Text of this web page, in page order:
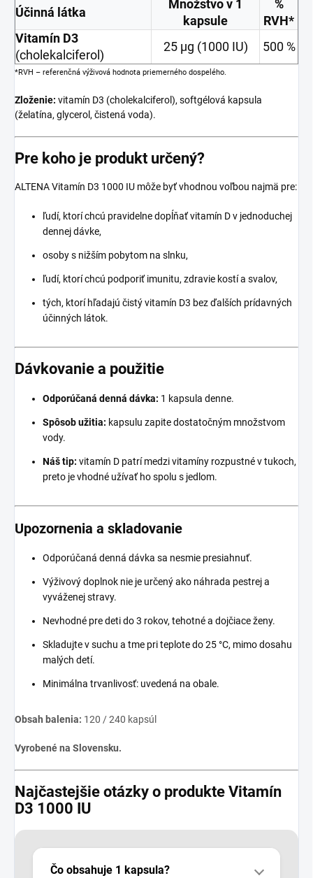
Účinná látka
Množstvo v 1
kapsule
%
RVH*
Vitamín D3
(cholekalciferol)
25 μg (1000 IU) 500 %
*RVH – referenčná výživová hodnota priemerného dospelého.
Zloženie: vitamín D3 (cholekalciferol), softgélová kapsula
(želatína, glycerol, čistená voda).
Pre koho je produkt určený?
ALTENA Vitamín D3 1000 IU môže byť vhodnou voľbou najmä pre:
ľudí, ktorí chcú pravidelne dopĺňať vitamín D v jednoduchej
dennej dávke,
osoby s nižším pobytom na slnku,
ľudí, ktorí chcú podporiť imunitu, zdravie kostí a svalov,
tých, ktorí hľadajú čistý vitamín D3 bez ďalších prídavných
účinných látok.
Dávkovanie a použitie
Odporúčaná denná dávka: 1 kapsula denne.
Spôsob užitia: kapsulu zapite dostatočným množstvom
vody.
Náš tip: vitamín D patrí medzi vitamíny rozpustné v tukoch,
preto je vhodné užívať ho spolu s jedlom.
Upozornenia a skladovanie
Odporúčaná denná dávka sa nesmie presiahnuť.
Výživový doplnok nie je určený ako náhrada pestrej a
vyváženej stravy.
Nevhodné pre deti do 3 rokov, tehotné a dojčiace ženy.
Skladujte v suchu a tme pri teplote do 25 °C, mimo dosahu
malých detí.
Minimálna trvanlivosť: uvedená na obale.
Obsah balenia: 120 / 240 kapsúl
Vyrobené na Slovensku.
Najčastejšie otázky o produkte Vitamín
D3 1000 IU
Čo obsahuje 1 kapsula?